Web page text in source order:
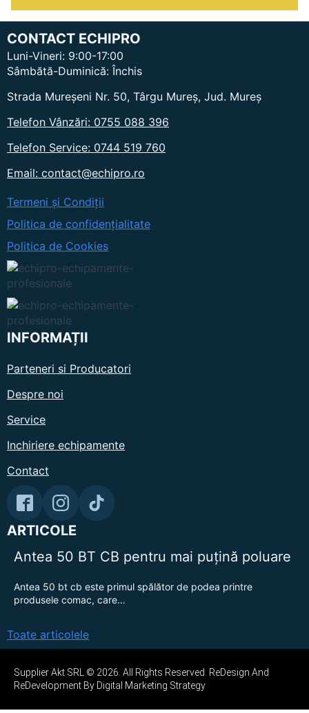
CONTACT ECHIPRO
Luni-Vineri: 9:00-17:00
Sâmbătă-Duminică: Închis
Strada Mureșeni Nr. 50, Târgu Mureș, Jud. Mureș
Telefon Vânzări: 0755 088 396
Telefon Service: 0744 519 760
Email: contact@echipro.ro
Termeni și Condiții
Politica de confidențialitate
Politica de Cookies
INFORMAȚII
Parteneri si Producatori
Despre noi
Service
Inchiriere echipamente
Contact
ARTICOLE
Antea 50 BT CB pentru mai puțină poluare
Antea 50 bt cb este primul spălător de podea printre
produsele comac, care…
Toate articolele
Supplier Akt SRL © 2026. All Rights Reserved. ReDesign And
ReDevelopment By Digital Marketing Strategy